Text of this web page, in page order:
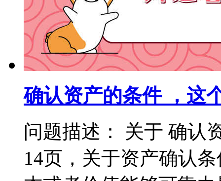
确认资产的条件 ，这
问题描述： 关于 确认
14页，关于资产确认